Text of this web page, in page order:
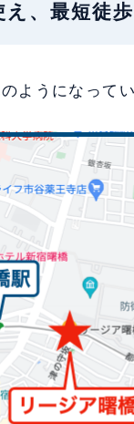
、最短徒
ようになって